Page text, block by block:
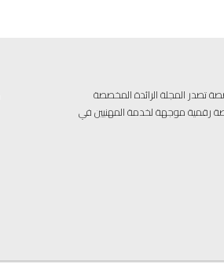
إعلامية متخصصة تصدر المجلة الرائدة المخصصة
رقمية موجهة لخدمة المهنيين في